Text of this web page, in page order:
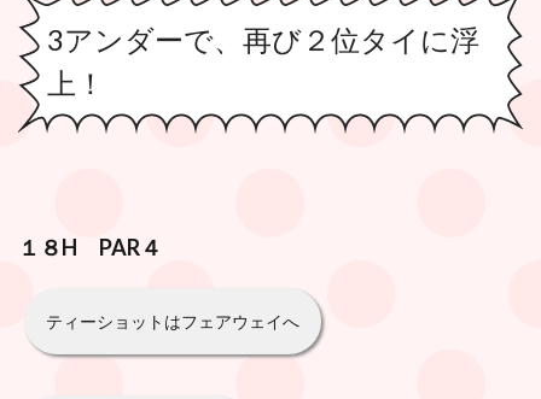
3アンダーで、再び２位タイに浮
上！
１８H PAR４
ティーショットはフェアウェイへ